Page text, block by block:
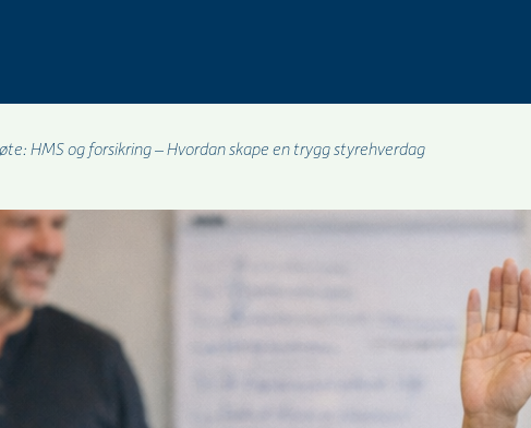
HMS og forsikring – Hvordan skape en trygg styrehverdag